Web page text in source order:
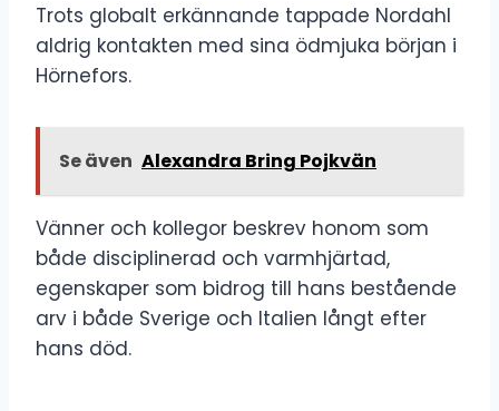
Trots globalt erkännande tappade Nordahl
aldrig kontakten med sina ödmjuka början i
Hörnefors.
Se även Alexandra Bring Pojkvän
Vänner och kollegor beskrev honom som
både disciplinerad och varmhjärtad,
egenskaper som bidrog till hans bestående
arv i både Sverige och Italien långt efter
hans död.